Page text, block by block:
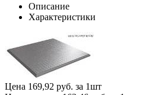
Описание
Характеристики
Цена 169,92 руб. за 1шт